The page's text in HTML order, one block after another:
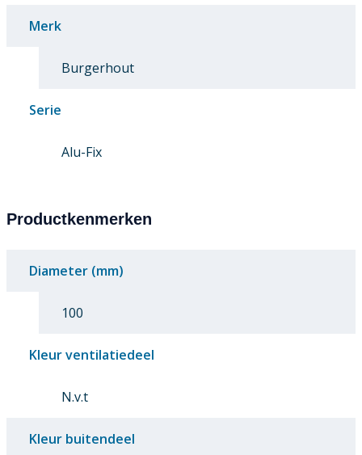
Merk
Burgerhout
Serie
Alu-Fix
Productkenmerken
Diameter (mm)
100
Kleur ventilatiedeel
N.v.t
Kleur buitendeel